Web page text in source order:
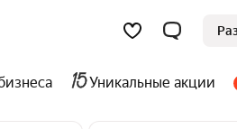
Уникальные акции